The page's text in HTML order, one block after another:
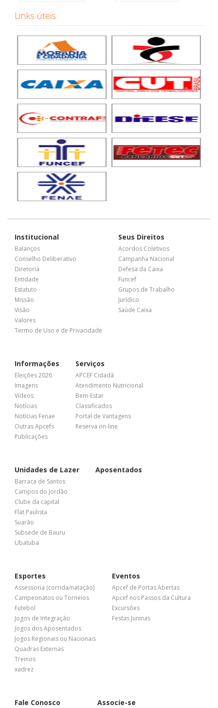
Links úteis
Institucional
Balanços
Conselho Deliberativo
Diretoria
Entidade
Estatuto
Missão
Visão
Valores
Termo de Uso e de Privacidade
Seus Direitos
Acordos Coletivos
Campanha Nacional
Defesa da Caixa
Funcef
Grupos de Trabalho
Jurídico
Saúde Caixa
Informações
Eleições 2026
Imagens
Vídeos
Notícias
Notícias Fenae
Outras Apcefs
Publicações
Serviços
APCEF Cidadã
Atendimento Nutricional
Bem-Estar
Classificados
Portal de Vantagens
Reserva on-line
Unidades de Lazer
Barraca de Santos
Campos do Jordão
Clube da capital
Flat Paulista
Suarão
Subsede de Bauru
Ubatuba
Aposentados
Esportes
Assessoria (corrida/natação)
Campeonatos ou Torneios
Futebol
Jogos de Integração
Jogos dos Aposentados
Jogos Regionais ou Nacionais
Quadras Externas
Treinos
xadrez
Eventos
Apcef de Portas Abertas
Apcef nos Passos da Cultura
Excursões
Festas Juninas
Fale Conosco Associe-se